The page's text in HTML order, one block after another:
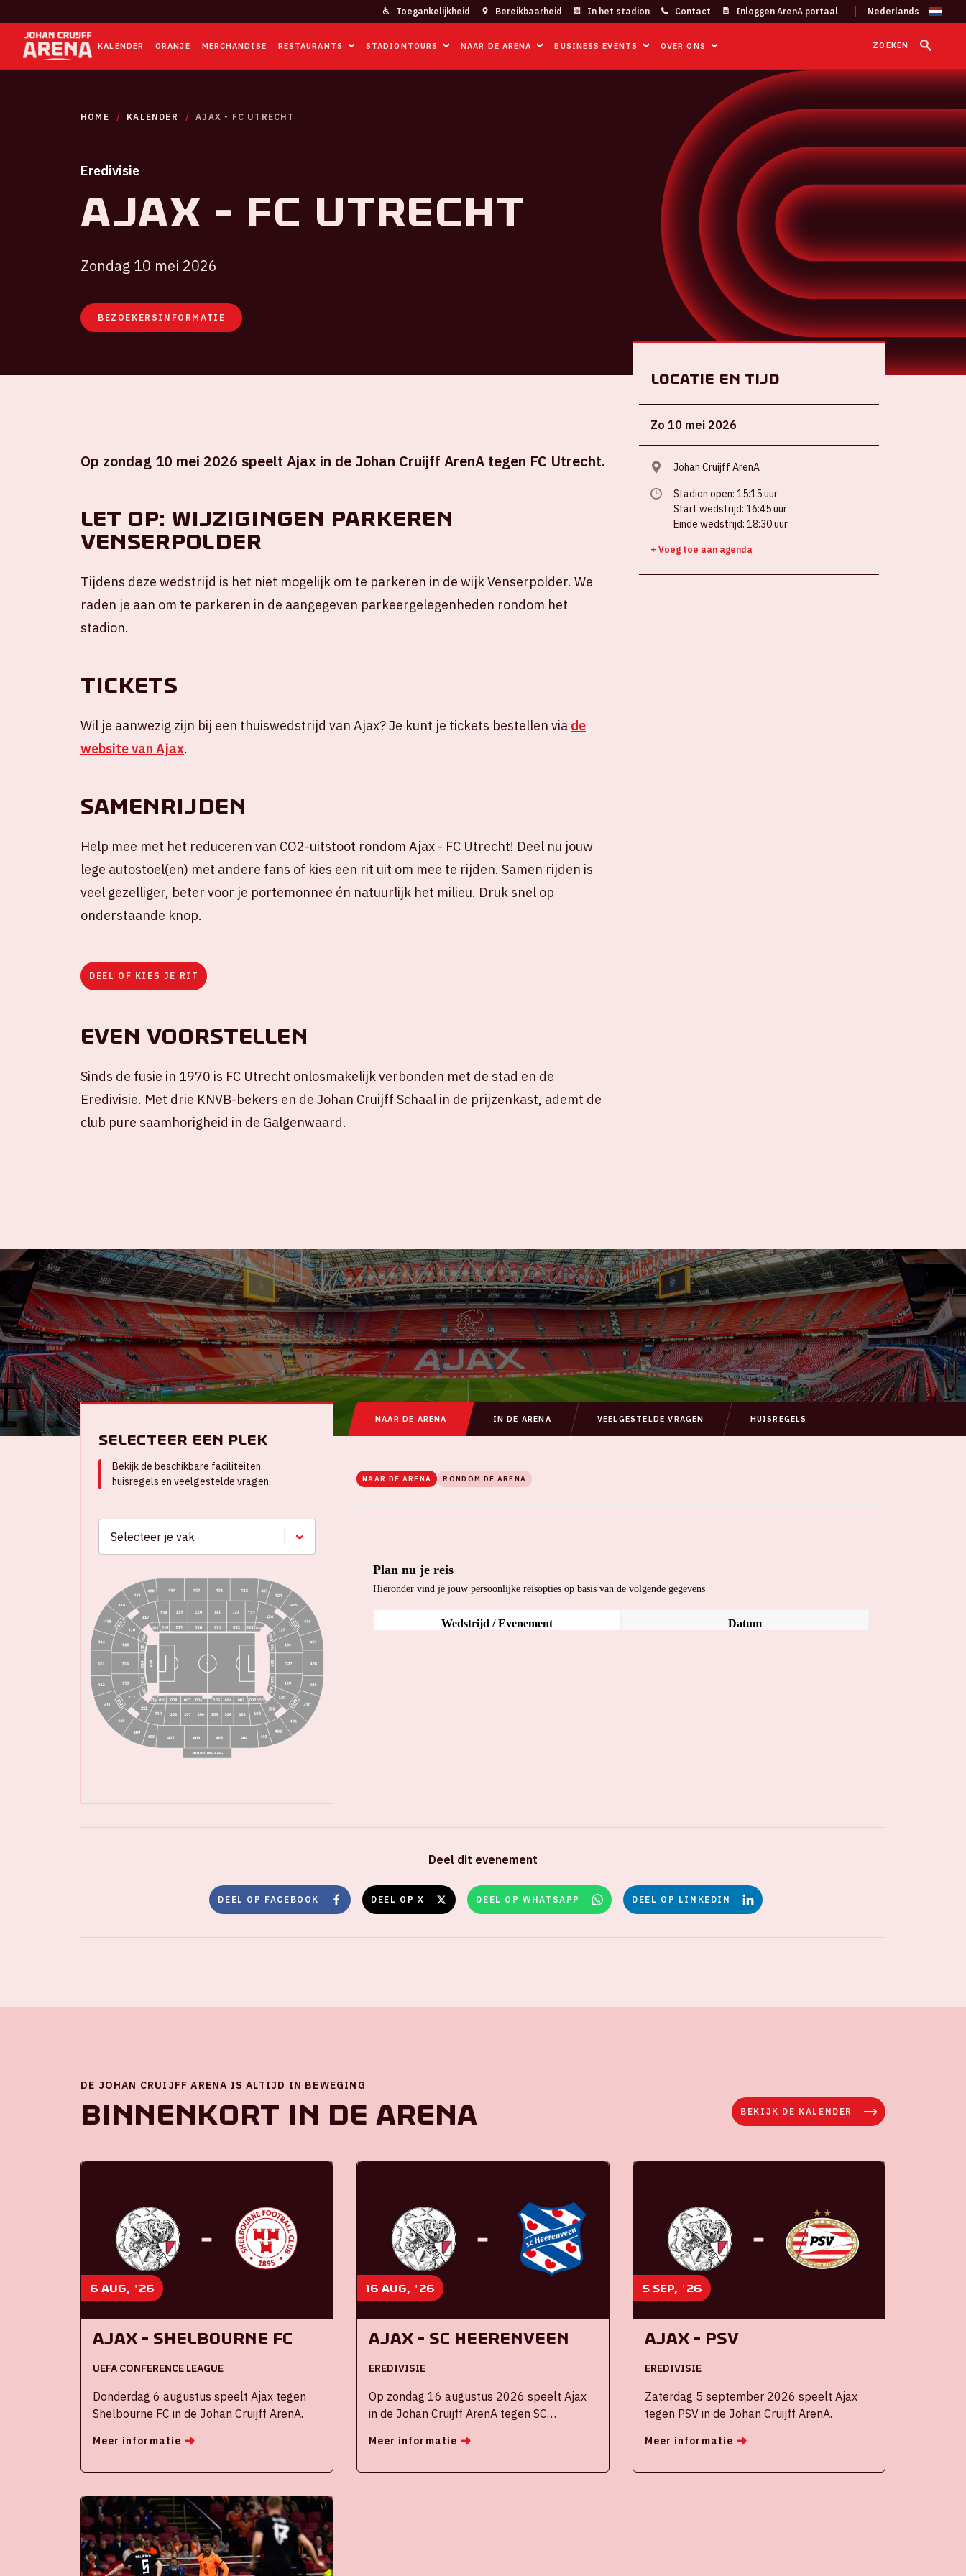
Toegankelijkheid Bereikbaarheid In het stadion Contact Inloggen ArenA portaal
KALENDER ORANJE MERCHANDISE RESTAURANTS STADIONTOURS NAAR DE ARENA BUSINESS EVENTS OVER ONS ZOEKEN
HOME KALENDER AJAX - FC UTRECHT
Eredivisie
Ajax - FC Utrecht
Zondag 10 mei 2026
BEZOEKERSINFORMATIE
Op zondag 10 mei 2026 speelt Ajax in de Johan Cruijff ArenA tegen FC Utrecht.
Let op: wijzigingen parkeren
Venserpolder
Tijdens deze wedstrijd is het niet mogelijk om te parkeren in de wijk Venserpolder. We
raden je aan om te parkeren in de aangegeven parkeergelegenheden rondom het
stadion.
Tickets
Wil je aanwezig zijn bij een thuiswedstrijd van Ajax? Je kunt je tickets bestellen via de
website van Ajax.
Samenrijden
Help mee met het reduceren van CO2-uitstoot rondom Ajax - FC Utrecht! Deel nu jouw
lege autostoel(en) met andere fans of kies een rit uit om mee te rijden. Samen rijden is
veel gezelliger, beter voor je portemonnee én natuurlijk het milieu. Druk snel op
onderstaande knop.
DEEL OF KIES JE RIT
Even voorstellen
Sinds de fusie in 1970 is FC Utrecht onlosmakelijk verbonden met de stad en de
Eredivisie. Met drie KNVB-bekers en de Johan Cruijff Schaal in de prijzenkast, ademt de
club pure saamhorigheid in de Galgenwaard.
Locatie en tijd
Zo 10 mei 2026
Johan Cruijff ArenA
Stadion open: 15:15 uur
Start wedstrijd: 16:45 uur
Einde wedstrijd: 18:30 uur
+ Voeg toe aan agenda
NAAR DE ARENA IN DE ARENA VEELGESTELDE VRAGEN HUISREGELS
NAAR DE ARENA RONDOM DE ARENA
Selecteer een plek
Bekijk de beschikbare faciliteiten,
huisregels en veelgestelde vragen.
Deel dit evenement
DEEL OP FACEBOOK DEEL OP X DEEL OP WHATSAPP DEEL OP LINKEDIN
DE JOHAN CRUIJFF ARENA IS ALTIJD IN BEWEGING
Binnenkort in de ArenA BEKIJK DE KALENDER
6 aug, '26
Ajax - Shelbourne FC
UEFA CONFERENCE LEAGUE
Donderdag 6 augustus speelt Ajax tegen
Shelbourne FC in de Johan Cruijff ArenA.
Meer informatie
16 aug, '26
Ajax - SC Heerenveen
EREDIVISIE
Op zondag 16 augustus 2026 speelt Ajax
in de Johan Cruijff ArenA tegen SC
Meer informatie
5 sep, '26
Ajax - PSV
EREDIVISIE
Zaterdag 5 september 2026 speelt Ajax
tegen PSV in de Johan Cruijff ArenA.
Meer informatie